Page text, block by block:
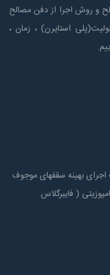
و روش اجرا از دفن مصالح
استايرن) ، زمان ،
بهینه سقفهای موجوف
( فایبرگلاس